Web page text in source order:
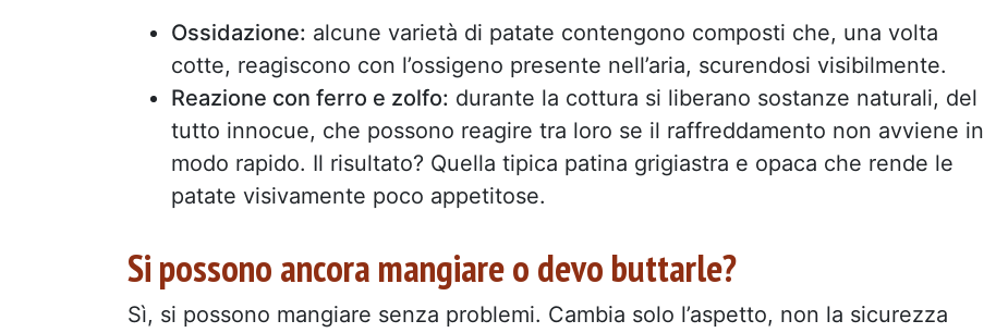
Ossidazione: alcune varietà di patate contengono composti che, una volta
cotte, reagiscono con l’ossigeno presente nell’aria, scurendosi visibilmente.
Reazione con ferro e zolfo: durante la cottura si liberano sostanze naturali, del
tutto innocue, che possono reagire tra loro se il raffreddamento non avviene in
modo rapido. Il risultato? Quella tipica patina grigiastra e opaca che rende le
patate visivamente poco appetitose.
Si possono ancora mangiare o devo buttarle?
Sì, si possono mangiare senza problemi. Cambia solo l’aspetto, non la sicurezza